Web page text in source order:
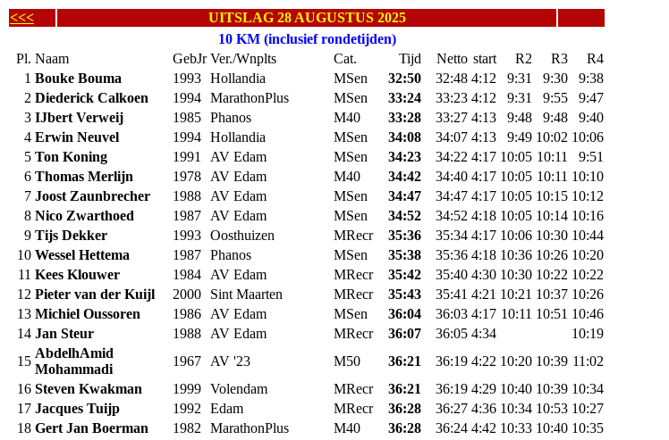
<<<
UITSLAG 28 AUGUSTUS 2025
10 KM (inclusief rondetijden)
Pl. Naam GebJr Ver./Wnplts Cat. Tijd Netto start R2 R3
R4
1 Bouke Bouma 1993 Hollandia MSen 32:50 32:48 4:12 9:31 9:30
9:38
2 Diederick Calkoen 1994 MarathonPlus MSen 33:24 33:23 4:12 9:31 9:55
9:47
3 IJbert Verweij 1985 Phanos M40 33:28 33:27 4:13 9:48 9:48
9:40
4 Erwin Neuvel 1994 Hollandia MSen 34:08 34:07 4:13 9:49 10:02 10:06
5 Ton Koning 1991 AV Edam MSen 34:23 34:22 4:17 10:05 10:11
9:51
6 Thomas Merlijn 1978 AV Edam M40 34:42 34:40 4:17 10:05 10:11 10:10
7 Joost Zaunbrecher 1988 AV Edam MSen 34:47 34:47 4:17 10:05 10:15 10:12
8 Nico Zwarthoed 1987 AV Edam MSen 34:52 34:52 4:18 10:05 10:14 10:16
9 Tijs Dekker 1993 Oosthuizen MRecr 35:36 35:34 4:17 10:06 10:30 10:44
10 Wessel Hettema 1987 Phanos MSen 35:38 35:36 4:18 10:36 10:26 10:20
11 Kees Klouwer 1984 AV Edam MRecr 35:42 35:40 4:30 10:30 10:22 10:22
12 Pieter van der Kuijl 2000 Sint Maarten MRecr 35:43 35:41 4:21 10:21 10:37 10:26
13 Michiel Oussoren 1986 AV Edam MSen 36:04 36:03 4:17 10:11 10:51 10:46
14 Jan Steur 1988 AV Edam MRecr 36:07 36:05 4:34
10:19
15
AbdelhAmid
Mohammadi
1967 AV '23 M50 36:21 36:19 4:22 10:20 10:39 11:02
16 Steven Kwakman 1999 Volendam MRecr 36:21 36:19 4:29 10:40 10:39 10:34
17 Jacques Tuijp 1992 Edam MRecr 36:28 36:27 4:36 10:34 10:53 10:27
18 Gert Jan Boerman 1982 MarathonPlus M40 36:28 36:24 4:42 10:33 10:40 10:35